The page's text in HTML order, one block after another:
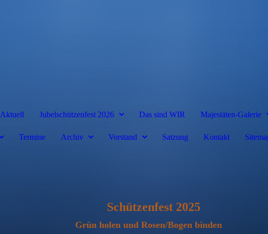
Aktuell Jubelschützenfest 2026 Das sind WIR Majestäten-Galerie
Termine Archiv Vorstand Satzung Kontakt
Schützenfest 2025
Grün holen und Rosen/Bogen binden